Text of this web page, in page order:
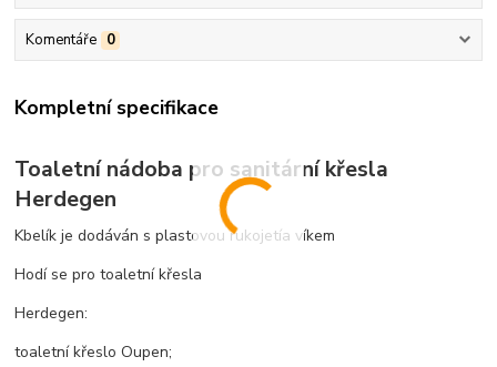
Komentáře 0
Kompletní specifikace
Toaletní nádoba pro sanitární křesla
Herdegen
Kbelík je dodáván s plastovou rukojetía víkem
Hodí se pro toaletní křesla
Herdegen:
toaletní křeslo Oupen;